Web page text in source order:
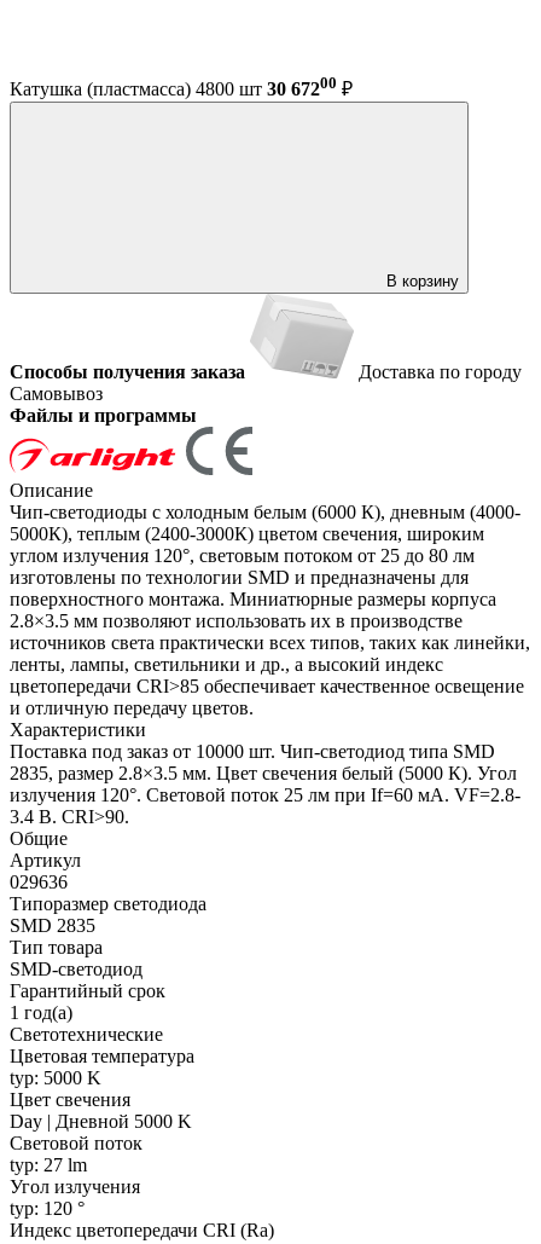
Катушка (пластмасса) 4800 шт 30 67200 ₽
В корзину
Способы получения заказа
Доставка по городу
Самовывоз
Файлы и программы
Описание
Чип-светодиоды с холодным белым (6000 К), дневным (4000-
5000К), теплым (2400-3000К) цветом свечения, широким
углом излучения 120°, световым потоком от 25 до 80 лм
изготовлены по технологии SMD и предназначены для
поверхностного монтажа. Миниатюрные размеры корпуса
2.8×3.5 мм позволяют использовать их в производстве
источников света практически всех типов, таких как линейки,
ленты, лампы, светильники и др., а высокий индекс
цветопередачи CRI>85 обеспечивает качественное освещение
и отличную передачу цветов.
Характеристики
Поставка под заказ от 10000 шт. Чип-светодиод типа SMD
2835, размер 2.8×3.5 мм. Цвет свечения белый (5000 К). Угол
излучения 120°. Световой поток 25 лм при If=60 мА. VF=2.8-
3.4 В. CRI>90.
Общие
Артикул
029636
Типоразмер светодиода
SMD 2835
Тип товара
SMD-светодиод
Гарантийный срок
1 год(а)
Светотехнические
Цветовая температура
typ: 5000 K
Цвет свечения
Day | Дневной 5000 K
Световой поток
typ: 27 lm
Угол излучения
typ: 120 °
Индекс цветопередачи CRI (Ra)